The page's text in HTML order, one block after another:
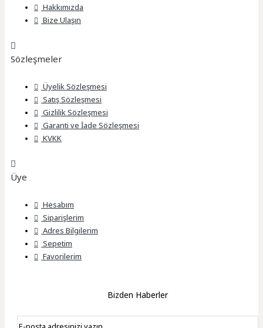
Hakkımızda
Bize Ulaşın
Sözleşmeler
Üyelik Sözleşmesi
Satış Sözleşmesi
Gizlilik Sözleşmesi
Garanti ve İade Sözleşmesi
KVKK
Üye
Hesabım
Siparişlerim
Adres Bilgilerim
Sepetim
Favorilerim
Bizden Haberler